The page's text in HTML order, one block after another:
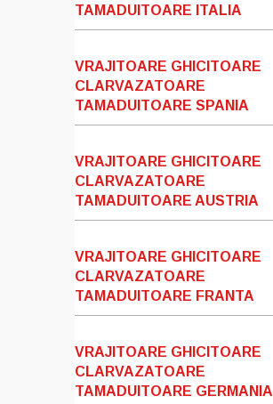
TAMADUITOARE ITALIA
VRAJITOARE GHICITOARE
CLARVAZATOARE
TAMADUITOARE SPANIA
VRAJITOARE GHICITOARE
CLARVAZATOARE
TAMADUITOARE AUSTRIA
VRAJITOARE GHICITOARE
CLARVAZATOARE
TAMADUITOARE FRANTA
VRAJITOARE GHICITOARE
CLARVAZATOARE
TAMADUITOARE GERMANIA